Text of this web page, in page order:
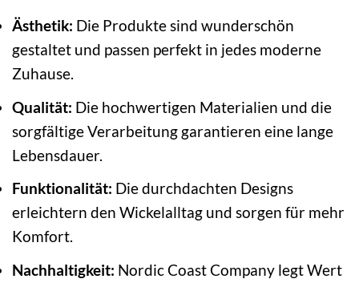
Ästhetik: Die Produkte sind wunderschön
gestaltet und passen perfekt in jedes moderne
Zuhause.
Qualität: Die hochwertigen Materialien und die
sorgfältige Verarbeitung garantieren eine lange
Lebensdauer.
Funktionalität: Die durchdachten Designs
erleichtern den Wickelalltag und sorgen für mehr
Komfort.
Nachhaltigkeit: Nordic Coast Company legt Wert